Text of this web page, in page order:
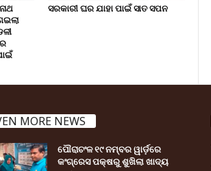
ସରକାରୀ ଘର ଯାହା ପାଇଁ ସାତ ସପନ
MORE NEWS
ପୌରାଚଂଳ ୧୯ ନମ୍ବର ୱାର୍ଡ଼ରେ
କଂଗ୍ରେସ ପକ୍ଷରୁ ଶୁଖିଲା ଖାଦ୍ୟ